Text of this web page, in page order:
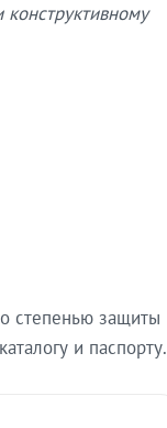
степенью защиты
и паспорту.